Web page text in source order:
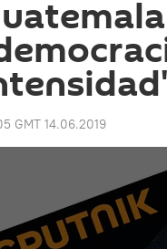
GMT 14.06.2019